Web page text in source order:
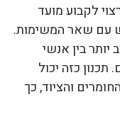
לקבוע מועד
עם שאר המשימות.
בין אנשי
כזה יכול
והציוד, כך